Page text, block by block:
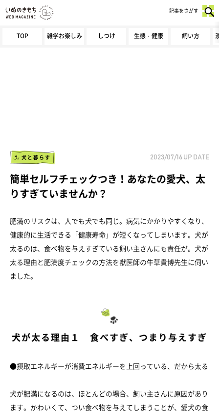
TOP 雑学お楽しみ しつけ 生態・健康 飼い方
記事をさがす
犬と暮らす 2023/07/16 UP DATE
簡単セルフチェックつき！あなたの愛犬、太
りすぎていませんか？
肥満のリスクは、人でも犬でも同じ。病気にかかりやすくなり、
健康的に生活できる「健康寿命」が短くなってしまいます。犬が
太るのは、食べ物を与えすぎている飼い主さんにも責任が。犬が
太る理由と肥満度チェックの方法を獣医師の牛草貴博先生に伺い
ました。
犬が太る理由１ 食べすぎ、つまり与えすぎ
●摂取エネルギーが消費エネルギーを上回っている、だから太る
犬が肥満になるのは、ほとんどの場合、飼い主さんに原因があり
ます。かわいくて、つい食べ物を与えてしまうことが、愛犬の食